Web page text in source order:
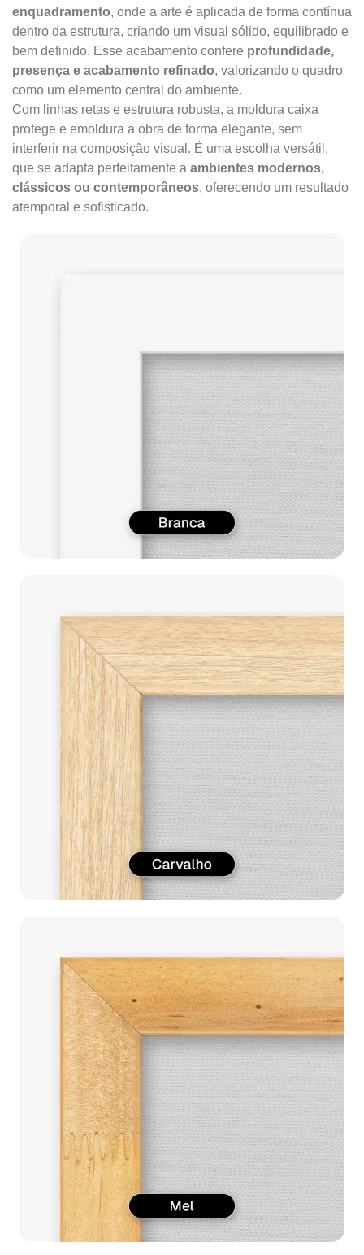
enquadramento, onde a arte é aplicada de forma contínua
dentro da estrutura, criando um visual sólido, equilibrado e
bem definido. Esse acabamento confere profundidade,
presença e acabamento refinado, valorizando o quadro
como um elemento central do ambiente.
Com linhas retas e estrutura robusta, a moldura caixa
protege e emoldura a obra de forma elegante, sem
interferir na composição visual. É uma escolha versátil,
que se adapta perfeitamente a ambientes modernos,
clássicos ou contemporâneos, oferecendo um resultado
atemporal e sofisticado.